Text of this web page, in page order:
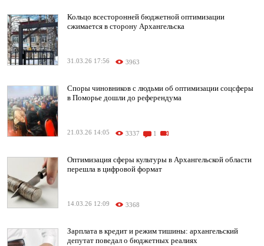
Кольцо всесторонней бюджетной оптимизации
сжимается в сторону Архангельска
31.03.26 17:56 3963
Споры чиновников с людьми об оптимизации соцсферы
в Поморье дошли до референдума
21.03.26 14:05 3337 1
Оптимизация сферы культуры в Архангельской области
перешла в цифровой формат
14.03.26 12:09 3368
Зарплата в кредит и режим тишины: архангельский
депутат поведал о бюджетных реалиях